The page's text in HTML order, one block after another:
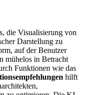
die Visualisierung von
Darstellung zu
auf der Benutzer
mühelos in Betracht
Funktionen wie das
hilft